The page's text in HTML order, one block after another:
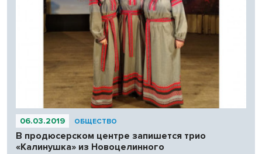
06.03.2019 ОБЩЕСТВО
В продюсерском центре запишется трио
«Калинушка» из Новоцелинного